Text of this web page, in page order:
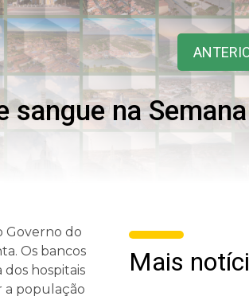
sangue na
Governo do
Os bancos
hospitais
a população
Mais